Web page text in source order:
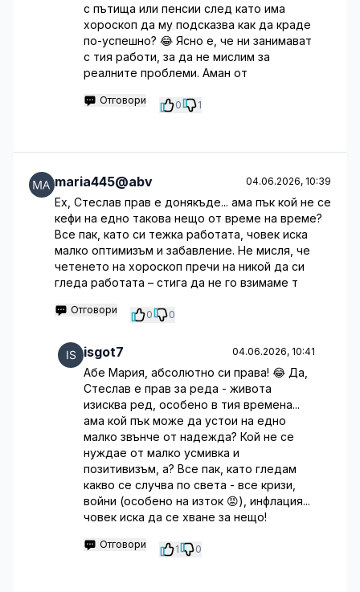
с пътища или пенсии след като има
хороскоп да му подсказва как да краде
по-успешно? 😂 Ясно е, че ни занимават
с тия работи, за да не мислим за
реалните проблеми. Аман от
Отговори 0 1
maria445@abv 04.06.2026, 10:39
Ех, Стеслав прав е донякъде... ама пък кой не се
кефи на едно такова нещо от време на време?
Все пак, като си тежка работата, човек иска
малко оптимизъм и забавление. Не мисля, че
четенето на хороскоп пречи на никой да си
гледа работата – стига да не го взимаме т
Отговори 0 0
isgot7 04.06.2026, 10:41
Абе Мария, абсолютно си права! 😂 Да,
Стеслав е прав за реда - живота
изисква ред, особено в тия времена...
ама кой пък може да устои на едно
малко звънче от надежда? Кой не се
нуждае от малко усмивка и
позитивизъм, а? Все пак, като гледам
какво се случва по света - все кризи,
войни (особено на изток 😡), инфлация...
човек иска да се хване за нещо!
Отговори 1 0